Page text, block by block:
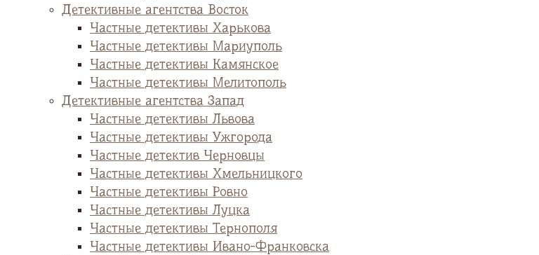
Детективные агентства Восток
Частные детективы Харькова
Частные детективы Мариуполь
Частные детективы Камянское
Частные детективы Мелитополь
Детективные агентства Запад
Частные детективы Львова
Частные детективы Ужгорода
Частные детектив Черновцы
Частные детективы Хмельницкого
Частные детективы Ровно
Частные детективы Луцка
Частные детективы Тернополя
Частные детективы Ивано-Франковска